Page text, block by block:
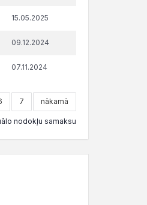
15.05.2025
09.12.2024
07.11.2024
7 nākamā
nodokļu samaksu